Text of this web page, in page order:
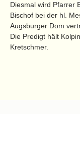
Diesmal wird Pfarrer
Bischof bei der hl.
Augsburger Dom
Die Predigt hält
Kretschmer.